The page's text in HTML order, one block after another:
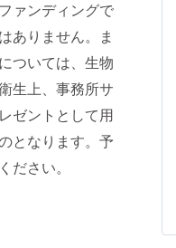
ァンディングで
ありません。ま
ついては、生物
生上、事務所サ
ゼントとして用
となります。予
ださい。